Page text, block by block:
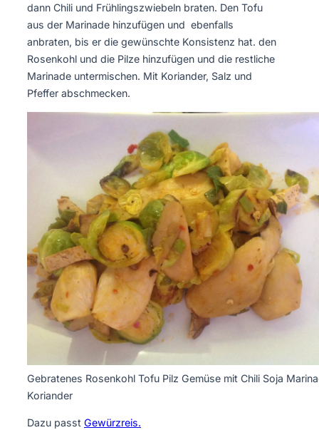
dann Chili und Frühlingszwiebeln braten. Den Tofu
aus der Marinade hinzufügen und ebenfalls
anbraten, bis er die gewünschte Konsistenz hat. den
Rosenkohl und die Pilze hinzufügen und die restliche
Marinade untermischen. Mit Koriander, Salz und
Pfeffer abschmecken.
Gebratenes Rosenkohl Tofu Pilz Gemüse mit Chili Soja
Koriander
Dazu passt Gewürzreis.